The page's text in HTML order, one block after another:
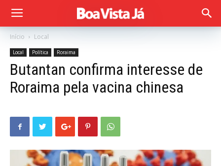
Início Local
Local Política Roraima
Butantan confirma interesse de
Roraima pela vacina chinesa